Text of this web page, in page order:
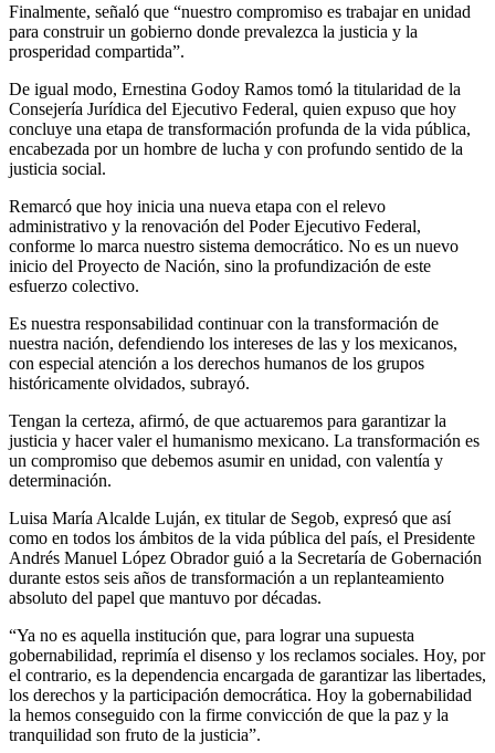
Finalmente, señaló que “nuestro compromiso es trabajar en unidad
para construir un gobierno donde prevalezca la justicia y la
prosperidad compartida”.
De igual modo, Ernestina Godoy Ramos tomó la titularidad de la
Consejería Jurídica del Ejecutivo Federal, quien expuso que hoy
concluye una etapa de transformación profunda de la vida pública,
encabezada por un hombre de lucha y con profundo sentido de la
justicia social.
Remarcó que hoy inicia una nueva etapa con el relevo
administrativo y la renovación del Poder Ejecutivo Federal,
conforme lo marca nuestro sistema democrático. No es un nuevo
inicio del Proyecto de Nación, sino la profundización de este
esfuerzo colectivo.
Es nuestra responsabilidad continuar con la transformación de
nuestra nación, defendiendo los intereses de las y los mexicanos,
con especial atención a los derechos humanos de los grupos
históricamente olvidados, subrayó.
Tengan la certeza, afirmó, de que actuaremos para garantizar la
justicia y hacer valer el humanismo mexicano. La transformación es
un compromiso que debemos asumir en unidad, con valentía y
determinación.
Luisa María Alcalde Luján, ex titular de Segob, expresó que así
como en todos los ámbitos de la vida pública del país, el Presidente
Andrés Manuel López Obrador guió a la Secretaría de Gobernación
durante estos seis años de transformación a un replanteamiento
absoluto del papel que mantuvo por décadas.
“Ya no es aquella institución que, para lograr una supuesta
gobernabilidad, reprimía el disenso y los reclamos sociales. Hoy, por
el contrario, es la dependencia encargada de garantizar las libertades,
los derechos y la participación democrática. Hoy la gobernabilidad
la hemos conseguido con la firme convicción de que la paz y la
tranquilidad son fruto de la justicia”.